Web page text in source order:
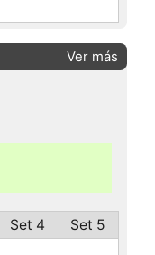
Ver más
Set 4 Set 5